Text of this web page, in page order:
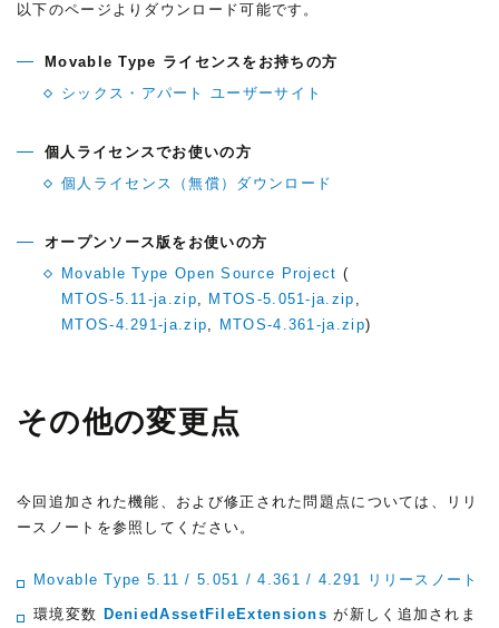
以下のページよりダウンロード可能です。
Movable Type ライセンスをお持ちの方
シックス・アパート ユーザーサイト
個人ライセンスでお使いの方
個人ライセンス（無償）ダウンロード
オープンソース版をお使いの方
Movable Type Open Source Project (
MTOS-5.11-ja.zip, MTOS-5.051-ja.zip ,
MTOS-4.291-ja.zip, MTOS-4.361-ja.zip)
その他の変更点
今回追加された機能、および修正された問題点については、リリ
ースノートを参照してください。
Movable Type 5.11 / 5.051 / 4.361 / 4.291 リリースノート
環境変数 DeniedAssetFileExtensions が新しく追加されま